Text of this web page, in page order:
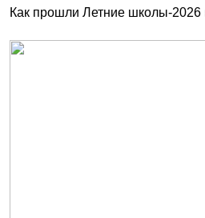
Как прошли Летние школы-2026